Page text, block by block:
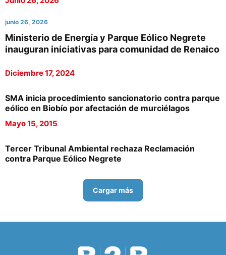
junio 26, 2026
Ministerio de Energía y Parque Eólico Negrete
inauguran iniciativas para comunidad de Renaico
Diciembre 17, 2024
SMA inicia procedimiento sancionatorio contra parque
eólico en Biobío por afectación de murciélagos
Mayo 15, 2015
Tercer Tribunal Ambiental rechaza Reclamación
contra Parque Eólico Negrete
Cargar más